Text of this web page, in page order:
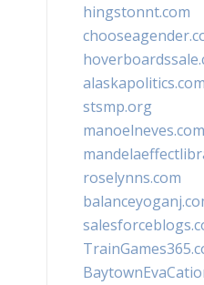
hingstonnt.com
alaskapolitics.com
stsmp.org
manoelneves.com
roselynns.com